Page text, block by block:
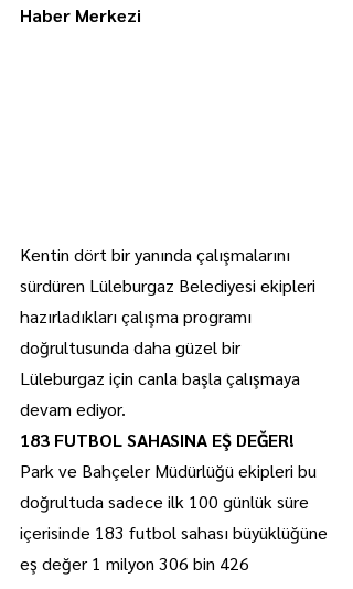
Haber Merkezi
Kentin dört bir yanında çalışmalarını
sürdüren Lüleburgaz Belediyesi ekipleri
hazırladıkları çalışma programı
doğrultusunda daha güzel bir
Lüleburgaz için canla başla çalışmaya
devam ediyor.
183 FUTBOL SAHASINA EŞ DEĞER!
Park ve Bahçeler Müdürlüğü ekipleri bu
doğrultuda sadece ilk 100 günlük süre
içerisinde 183 futbol sahası büyüklüğüne
eş değer 1 milyon 306 bin 426